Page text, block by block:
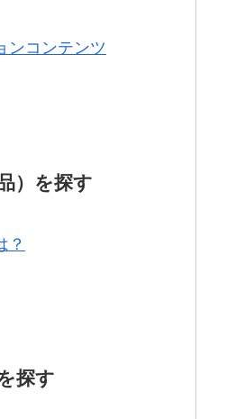
ンコンテンツ
）を探す
？
探す